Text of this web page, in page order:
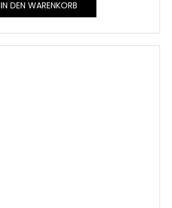
IN DEN WARENKORB